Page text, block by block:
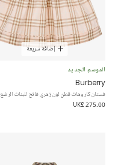
إضافة سريعة
الموسم الجديد
Burberry
فستان كاروهات قطن لون زهري فاتح للبنات الرضع
UK£ 275.00